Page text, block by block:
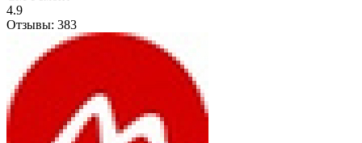
4.9
Отзывы: 383